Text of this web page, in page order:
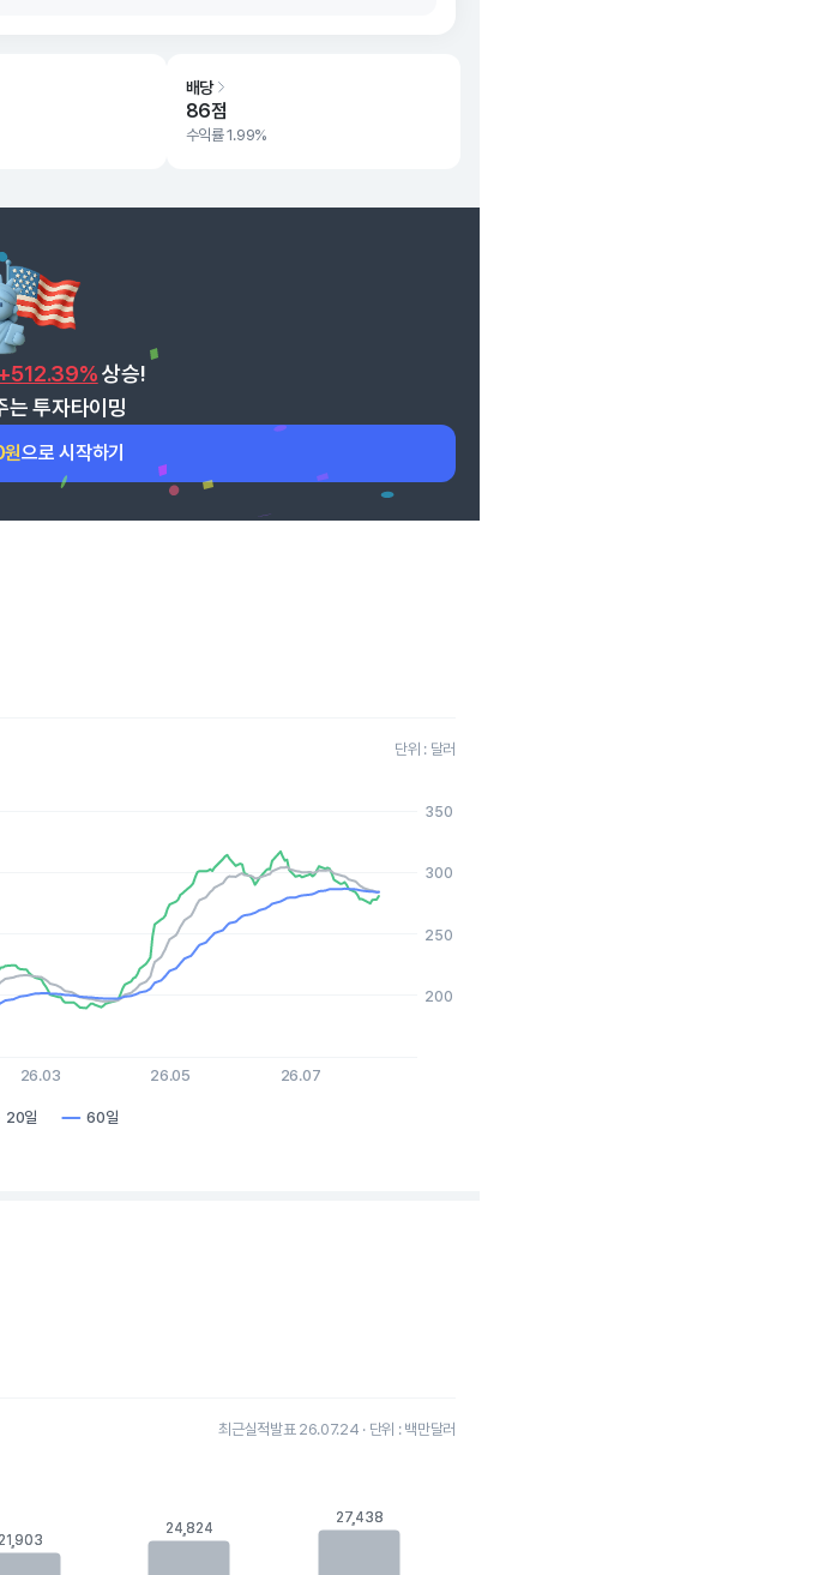
배당
86점
수익률 1.99%
+512.39% 상승!
는 투자타이밍
원으로 시작하기
단위 : 달러
from 2025-08-10 15:00:00 to 2026-08-06 15:00:00.
from 156.42 to 316.94.
20일 60일
26.03 26.05 26.07
200
250
300
350
최근실적발표 26.07.24 · 단위 : 백만달러
from 15641 to 27437.7722.
21,903
21,903
24,824
24,824
27,438
27,438